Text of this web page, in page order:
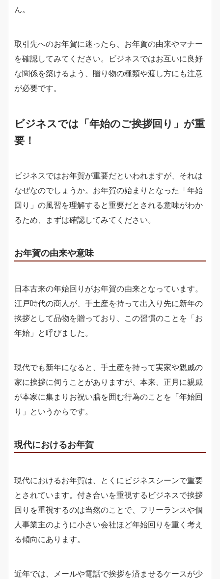
ん。
取引先へのお年賀に迷ったら、お年賀の由来やマナー
を確認してみてください。ビジネスではお互いに良好
な関係を築けるよう、贈り物の種類や渡し方にも注意
が必要です。
ビジネスでは「年始のご挨拶回り」が重
要！
ビジネスではお年賀が重要だといわれますが、それは
なぜなのでしょうか。お年賀の始まりとなった「年始
回り」の風習を理解すると重要だとされる意味がわか
るため、まずは確認してみてください。
お年賀の由来や意味
日本古来の年始回りがお年賀の由来となっています。
江戸時代の商人が、手土産を持って出入り先に新年の
挨拶として品物を贈っており、この習慣のことを「お
年始」と呼びました。
現代でも新年になると、手土産を持って実家や親戚の
家に挨拶に伺うことがありますが、本来、正月に親戚
が本家に集まりお祝い膳を囲む行為のことを「年始回
り」というからです。
現代におけるお年賀
現代におけるお年賀は、とくにビジネスシーンで重要
とされています。付き合いを重視するビジネスで挨拶
回りを重視するのは当然のことで、フリーランスや個
人事業主のように小さい会社ほど年始回りを重く考え
る傾向にあります。
近年では、メールや電話で挨拶を済ませるケースが少